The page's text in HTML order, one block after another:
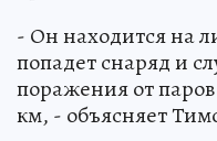
- Он находится на
попадет снаряд и
поражения от
км, - объясняет